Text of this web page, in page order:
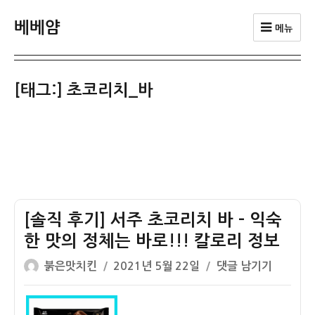
베베얌 메뉴
[태그:]초코리치_바
[솔직 후기] 서주 초코리치 바 – 익숙
한 맛의 정체는 바로!!! 칼로리 정보
글
쓴
이
붉은맛치킨
작
성
일
2021년 5월 22일
[솔
직
댓글 남기기